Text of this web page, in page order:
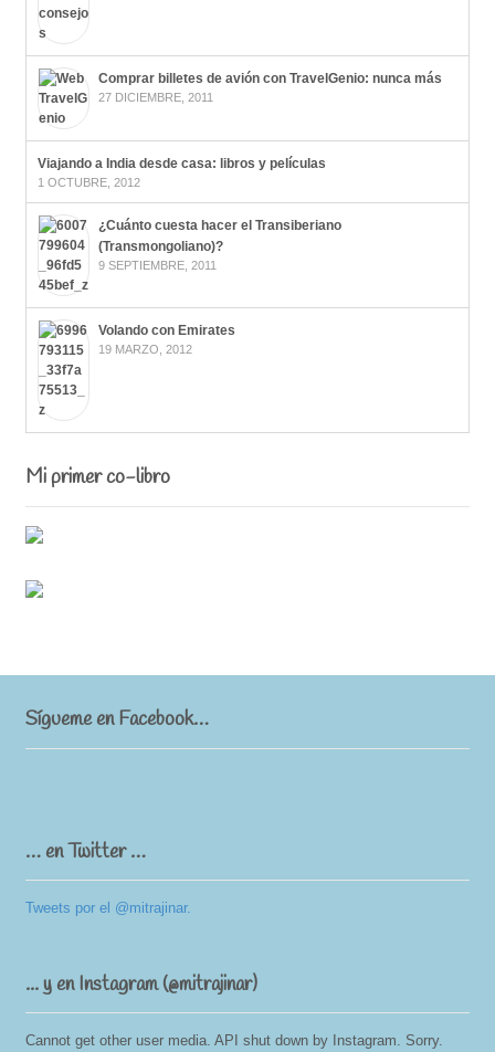
Comprar billetes de avión con TravelGenio: nunca más
27 DICIEMBRE, 2011
Viajando a India desde casa: libros y películas
1 OCTUBRE, 2012
¿Cuánto cuesta hacer el Transiberiano
(Transmongoliano)?
9 SEPTIEMBRE, 2011
Volando con Emirates
19 MARZO, 2012
Mi primer co-libro
Sígueme en Facebook…
… en Twitter …
Tweets por el @mitrajinar.
... y en Instagram (@mitrajinar)
Cannot get other user media. API shut down by Instagram. Sorry.